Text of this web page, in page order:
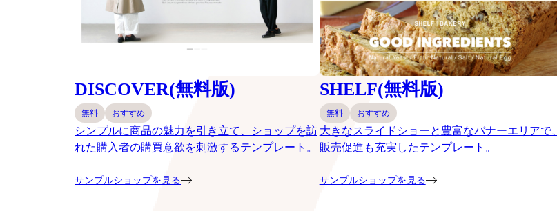
DISCOVER(無料版)
無料 おすすめ
シンプルに商品の魅力を引き立て、ショップを訪
れた購入者の購買意欲を刺激するテンプレート。
サンプルショップを見る
SHELF(無料版)
無料 おすすめ
大きなスライドショーと豊富なバナーエリアで、
販売促進も充実したテンプレート。
サンプルショップを見る